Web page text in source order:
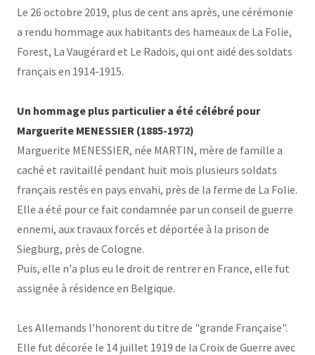
Le 26 octobre 2019, plus de cent ans après, une cérémonie
a rendu hommage aux habitants des hameaux de La Folie,
Forest, La Vaugérard et Le Radois, qui ont aidé des soldats
français en 1914-1915.
Un hommage plus particulier a été célébré pour
Marguerite MENESSIER (1885-1972)
Marguerite MENESSIER, née MARTIN, mère de famille a
caché et ravitaillé pendant huit mois plusieurs soldats
français restés en pays envahi, près de la ferme de La Folie.
Elle a été pour ce fait condamnée par un conseil de guerre
ennemi, aux travaux forcés et déportée à la prison de
Siegburg, près de Cologne.
Puis, elle n'a plus eu le droit de rentrer en France, elle fut
assignée à résidence en Belgique.
Les Allemands l’honorent du titre de "grande Française".
Elle fut décorée le 14 juillet 1919 de la Croix de Guerre avec